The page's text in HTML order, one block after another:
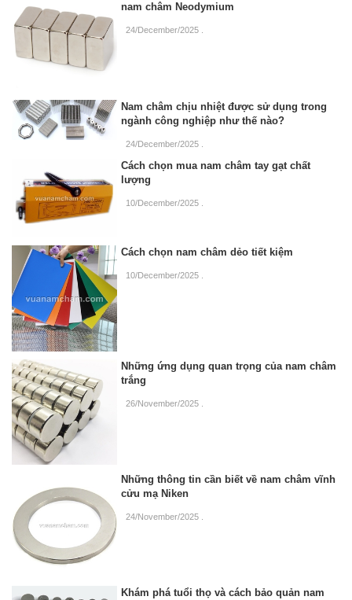
nam châm Neodymium
24/December/2025
Nam châm chịu nhiệt được sử dụng trong
ngành công nghiệp như thế nào?
24/December/2025
Cách chọn mua nam châm tay gạt chất
lượng
10/December/2025
Cách chọn nam châm dẻo tiết kiệm
10/December/2025
Những ứng dụng quan trọng của nam châm
trắng
26/November/2025
Những thông tin cần biết về nam châm vĩnh
cửu mạ Niken
24/November/2025
Khám phá tuổi thọ và cách bảo quản nam